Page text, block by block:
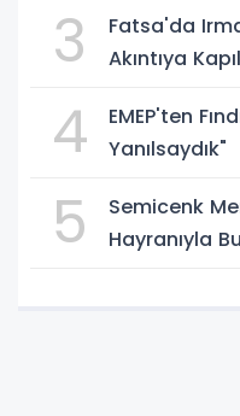
3
Fatsa'da
Akıntıya
4
EMEP'ten
Yanılsaydık"
5
Semicenk
Hayranıyla